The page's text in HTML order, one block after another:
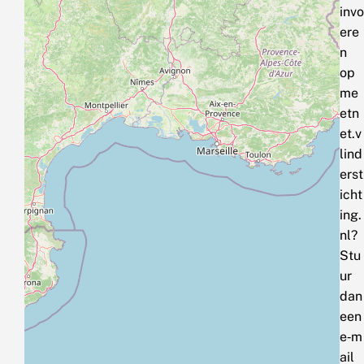
invo
ere
n
op
me
etn
et.v
lind
erst
icht
ing.
nl?
Stu
ur
dan
een
e‑m
ail